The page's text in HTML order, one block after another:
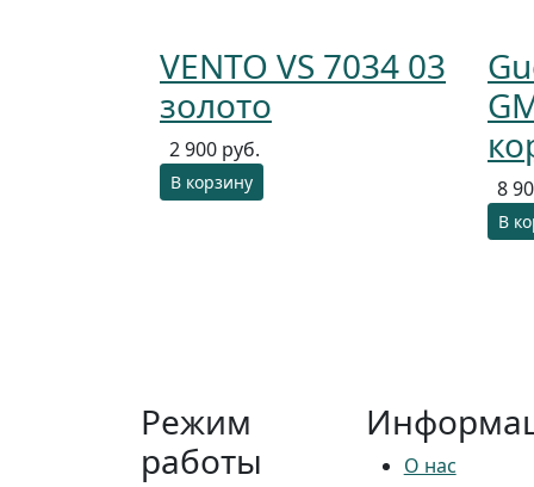
VENTO VS 7034 03
золото
2 900 руб.
В корзину 8
В
Режим
работы
О нас